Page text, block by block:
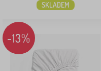
SKLADEM
-13%